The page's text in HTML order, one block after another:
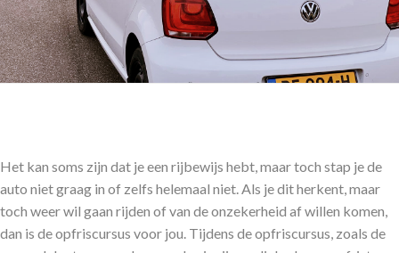
Het kan soms zijn dat je een rijbewijs hebt, maar toch stap je de
auto niet graag in of zelfs helemaal niet. Als je dit herkent, maar
toch weer wil gaan rijden of van de onzekerheid af willen komen,
dan is de opfriscursus voor jou. Tijdens de opfriscursus, zoals de